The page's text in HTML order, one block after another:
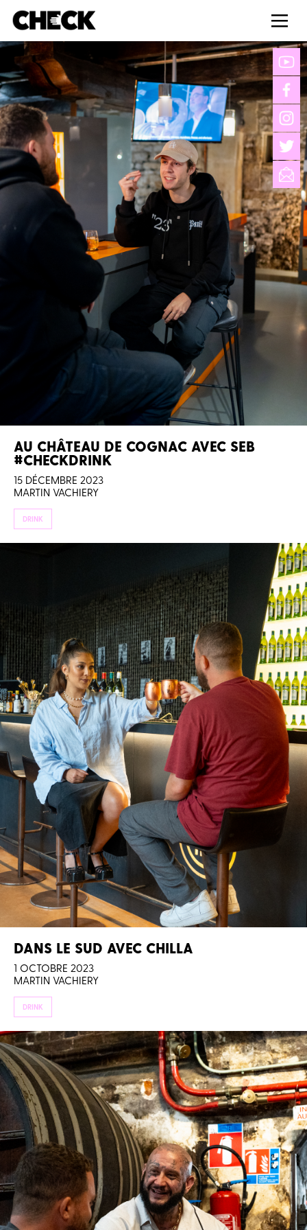
AU CHÂTEAU DE COGNAC AVEC SEB
#CHECKDRINK
15 DÉCEMBRE 2023
MARTIN VACHIERY
DRINK
DANS LE SUD AVEC CHILLA
1 OCTOBRE 2023
MARTIN VACHIERY
DRINK